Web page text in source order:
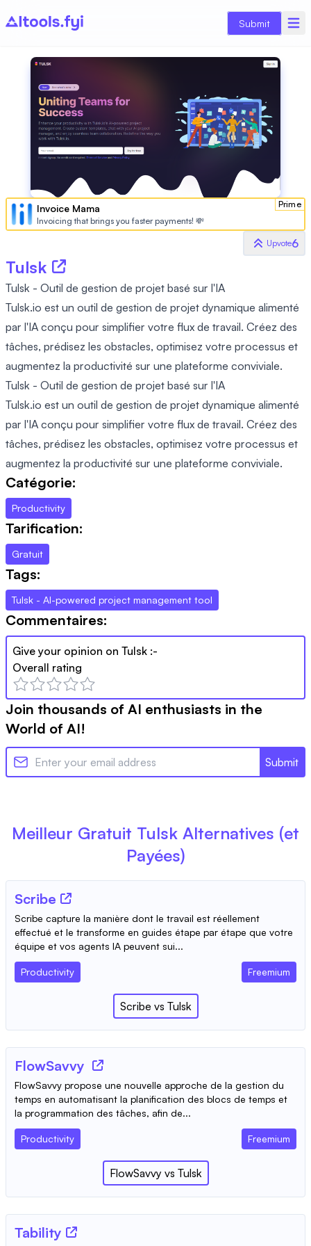
Submit
Prime
Invoice Mama
Invoicing that brings you faster payments! 💸
Upvote6
Tulsk
Tulsk - Outil de gestion de projet basé sur l'IA
Tulsk.io est un outil de gestion de projet dynamique alimenté
par l'IA conçu pour simplifier votre flux de travail. Créez des
tâches, prédisez les obstacles, optimisez votre processus et
augmentez la productivité sur une plateforme conviviale.
Tulsk - Outil de gestion de projet basé sur l'IA
Tulsk.io est un outil de gestion de projet dynamique alimenté
par l'IA conçu pour simplifier votre flux de travail. Créez des
tâches, prédisez les obstacles, optimisez votre processus et
augmentez la productivité sur une plateforme conviviale.
Catégorie:
Productivity
Tarification:
Gratuit
Tags:
Tulsk - AI-powered project management tool
Commentaires:
Give your opinion on Tulsk :-
Overall rating
Join thousands of AI enthusiasts in the
World of AI!
Submit
Meilleur Gratuit Tulsk Alternatives (et
Payées)
Scribe
Scribe capture la manière dont le travail est réellement
effectué et le transforme en guides étape par étape que votre
équipe et vos agents IA peuvent sui...
Productivity Freemium
Scribe vs Tulsk
FlowSavvy
FlowSavvy propose une nouvelle approche de la gestion du
temps en automatisant la planification des blocs de temps et
la programmation des tâches, afin de...
Productivity Freemium
FlowSavvy vs Tulsk
Tability